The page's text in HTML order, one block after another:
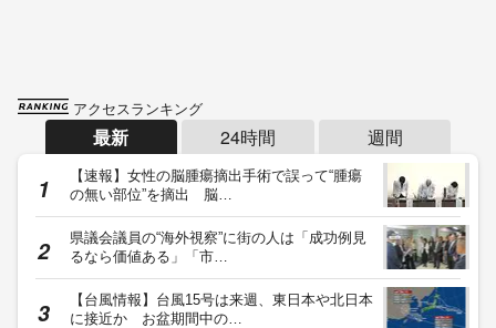
アクセスランキング
最新 24時間 週間
【速報】女性の脳腫瘍摘出手術で誤って“腫瘍
の無い部位”を摘出 脳…
県議会議員の“海外視察”に街の人は「成功例見
るなら価値ある」「市…
【台風情報】台風15号は来週、東日本や北日本
に接近か お盆期間中の…